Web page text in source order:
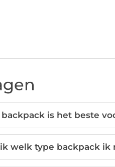
is het beste
welk type backpack ik